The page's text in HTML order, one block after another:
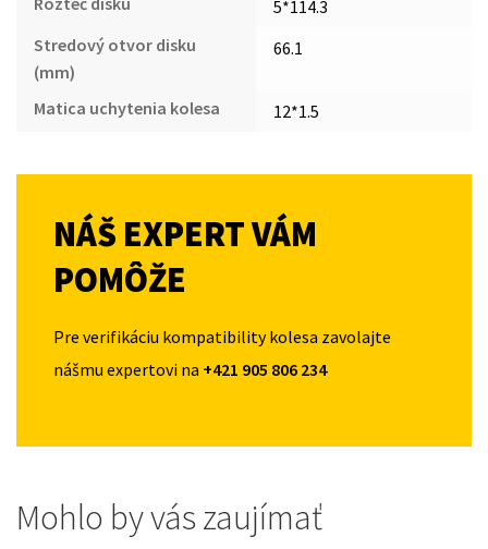
5*114.3
Stredový otvor disku
(mm)
66.1
Matica uchytenia kolesa 12*1.5
NÁŠ EXPERT VÁM
POMÔŽE
Pre verifikáciu kompatibility kolesa zavolajte
nášmu expertovi na +421 905 806 234
Mohlo by vás zaujímať